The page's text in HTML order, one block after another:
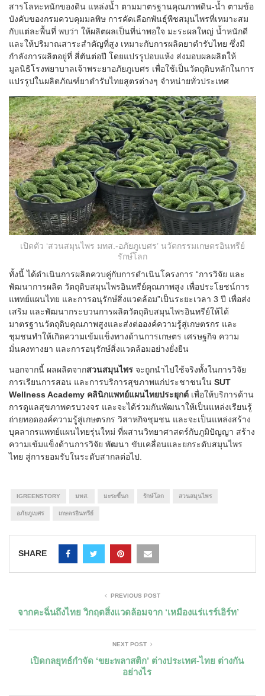
สารโลหะหนักของดิน แหล่งน้ำ ตามมาตรฐานคุณภาพดิน-น้ำ ตามข้อ
บังคับของกรมควบคุมมลพิษ การคัดเลือกพันธุ์พืชสมุนไพรที่เหมาะสม
กับแต่ละพื้นที่ พบว่า ให้ผลิตผลเป็นที่น่าพอใจ มะระผลใหญ่ น้ำหนักดี
และให้ปริมาณสาระสำคัญที่สูง เหมาะกับการผลิตยาตำรับไทย ซึ่งมี
กำลังการผลิตอยู่ที่ สี่ตันต่อปี โดยแปรรูปอบแห้ง ส่งมอบผลผลิตให้
มูลนิธิโรงพยาบาลเจ้าพระยาอภัยภูเบศร เพื่อใช้เป็นวัตถุดิบหลักในการ
แปรรูปในผลิตภัณฑ์ยาตำรับไทยสูตรต่างๆ จำหน่ายทั่วประเทศ
เปิดตัว ‘สวนสมุนไพร มทส.-อภัยภูเบศร’ นวัตกรรมเกษตรอินทรีย์
รักษ์โลก
ทั้งนี้ ได้ดำเนินการผลิตควบคู่กับการดำเนินโครงการ “การวิจัย และ
พัฒนาการผลิต วัตถุดิบสมุนไพรอินทรีย์คุณภาพสูง เพื่อประโยชน์การ
แพทย์แผนไทย และการอนุรักษ์สิ่งแวดล้อม”เป็นระยะเวลา 3 ปี เพื่อส่ง
เสริม และพัฒนากระบวนการผลิตวัตถุดิบสมุนไพรอินทรีย์ให้ได้
มาตรฐานวัตถุดิบคุณภาพสูงและส่งต่อองค์ความรู้สู่เกษตรกร และ
ชุมชนทำให้เกิดความเข้มแข็งทางด้านการเกษตร เศรษฐกิจ ความ
มั่นคงทางยา และการอนุรักษ์สิ่งแวดล้อมอย่างยั่งยืน
นอกจากนี้ ผลผลิตจากสวนสมุนไพร จะถูกนำไปใช้จริงทั้งในการวิจัย
การเรียนการสอน และการบริการสุขภาพแก่ประชาชนใน SUT
Wellness Academy คลินิกแพทย์แผนไทยประยุกต์ เพื่อให้บริการด้าน
การดูแลสุขภาพครบวงจร และจะได้ร่วมกันพัฒนาให้เป็นแหล่งเรียนรู้
ถ่ายทอดองค์ความรู้สู่เกษตรกร วิสาหกิจชุมชน และจะเป็นแหล่งสร้าง
บุคลากรแพทย์แผนไทยรุ่นใหม่ ที่ผสานวิทยาศาสตร์กับภูมิปัญญา สร้าง
ความเข้มแข็งด้านการวิจัย พัฒนา ขับเคลื่อนและยกระดับสมุนไพร
ไทย สู่การยอมรับในระดับสากลต่อไป.
IGREENSTORY มทส. มะระขี้นก รักษ์โลก สวนสมุนไพร
อภัยภูเบศร เกษตรอินทรีย์
SHARE
PREVIOUS POST
จากคะฉิ่นถึงไทย วิกฤตสิ่งแวดล้อมจาก ‘เหมืองแร่แรร์เอิร์ท’
NEXT POST
เปิดกลยุทธ์กำจัด ‘ขยะพลาสติก’ ต่างประเทศ-ไทย ต่างกัน
อย่างไร